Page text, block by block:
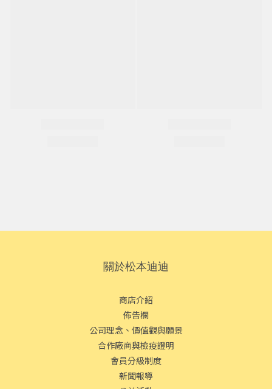
關於松本迪迪
商店介紹
佈告欄
公司理念、價值觀與願景
合作廠商與檢疫證明
會員分級制度
新聞報導